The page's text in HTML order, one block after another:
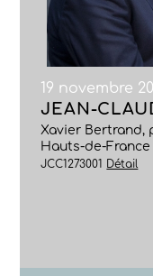
19 novembre
JEAN-
Xavier Bertrand,
Hauts-de-France
JCC1273001 Détail